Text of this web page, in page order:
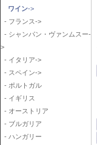
ワイン->
- フランス->
- シャンパン・ヴァンムスー-
>
- イタリア->
- スペイン->
- ポルトガル
- イギリス
- オーストリア
- ブルガリア
- ハンガリー